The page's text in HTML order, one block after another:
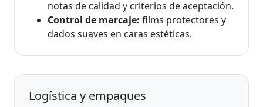
notas de calidad y criterios de aceptación.
Control de marcaje: films protectores y
dados suaves en caras estéticas.
Logística y empaques